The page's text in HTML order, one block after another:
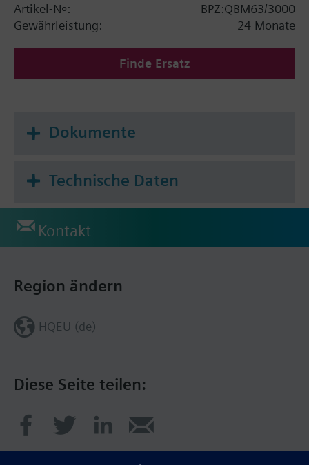
Artikel-Nr.:
BPZ:QBM63/3000
Gewährleistung:
24 Monate
Finde Ersatz
Dokumente
Technische Daten
Kontakt
Diese Seite teilen:
Region ändern
HQEU (de)